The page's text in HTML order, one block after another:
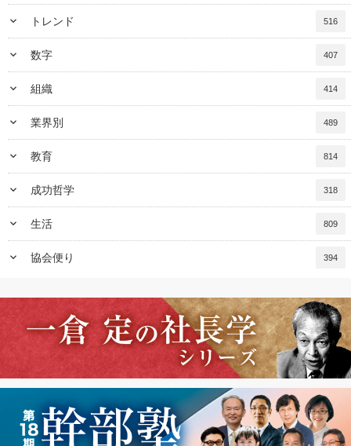
keyboard_arrow_down トレンド 516
keyboard_arrow_down 数字 407
keyboard_arrow_down 組織 414
keyboard_arrow_down 業界別 489
keyboard_arrow_down 教育 814
keyboard_arrow_down 成功哲学 318
keyboard_arrow_down 生活 809
keyboard_arrow_down 協会便り 394